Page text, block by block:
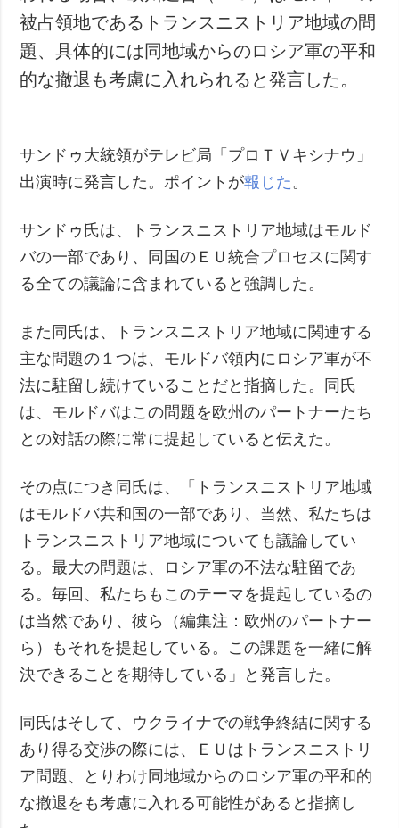
被占領地であるトランスニストリア地域の問
題、具体的には同地域からのロシア軍の平和
的な撤退も考慮に入れられると発言した。
サンドゥ大統領がテレビ局「プロＴＶキシナウ」
出演時に発言した。ポイントが報じた 。
サンドゥ氏は、トランスニストリア地域はモルド
バの一部であり、同国のＥＵ統合プロセスに関す
る全ての議論に含まれていると強調した。
また同氏は、トランスニストリア地域に関連する
主な問題の１つは、モルドバ領内にロシア軍が不
法に駐留し続けていることだと指摘した。同氏
は、モルドバはこの問題を欧州のパートナーたち
との対話の際に常に提起していると伝えた。
その点につき同氏は、「トランスニストリア地域
はモルドバ共和国の一部であり、当然、私たちは
トランスニストリア地域についても議論してい
る。最大の問題は、ロシア軍の不法な駐留であ
る。毎回、私たちもこのテーマを提起しているの
は当然であり、彼ら（編集注：欧州のパートナー
ら）もそれを提起している。この課題を一緒に解
決できることを期待している」と発言した。
同氏はそして、ウクライナでの戦争終結に関する
あり得る交渉の際には、ＥＵはトランスニストリ
ア問題、とりわけ同地域からのロシア軍の平和的
な撤退をも考慮に入れる可能性があると指摘し